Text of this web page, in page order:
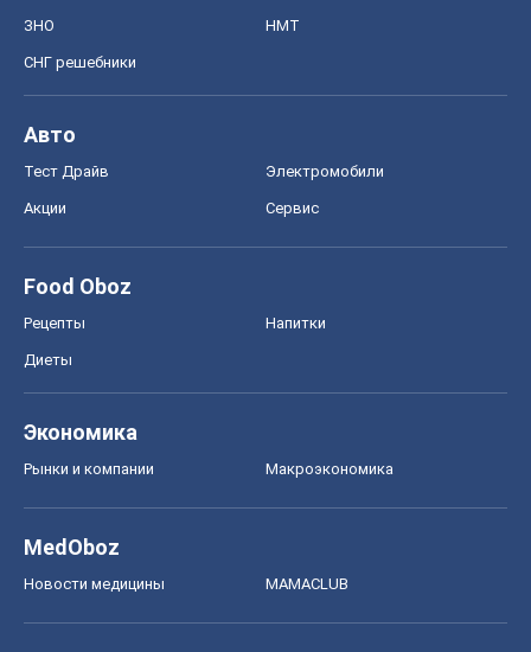
ЗНО НМТ
СНГ решебники
Авто
Тест Драйв Электромобили
Акции Сервис
Food Oboz
Рецепты Напитки
Диеты
Экономика
Рынки и компании Mакроэкономика
MedOboz
Новости медицины MAMACLUB